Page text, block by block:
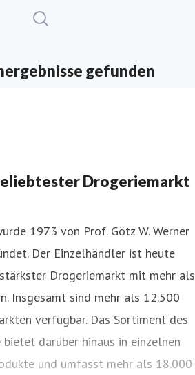
gefunden
Drogeriemarkt
1973 von Prof. Götz W. Werner
Der Einzelhändler ist heute
Drogeriemarkt mit mehr als
Insgesamt sind mehr als 12.500
verfügbar. Das Sortiment des
bietet darüber hinaus in einzelnen
und umfasst mehr als 18.000